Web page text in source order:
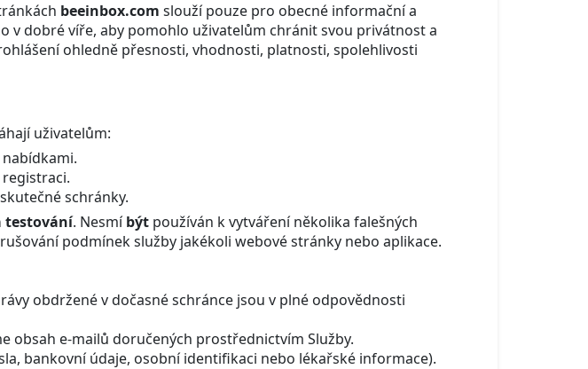
beeinbox.com slouží pouze pro obecné informační a
v dobré víře, aby pomohlo uživatelům chránit svou privátnost a
ohledně přesnosti, vhodnosti, platnosti, spolehlivosti
uživatelům:
schránky.
testování. Nesmíbýt používán k vytváření několika falešných
podmínek služby jakékoli webové stránky nebo aplikace.
obdržené v dočasné schránce jsou v plné odpovědnosti
obsah e-mailů doručených prostřednictvím Služby.
bankovní údaje, osobní identifikaci nebo lékařské informace).